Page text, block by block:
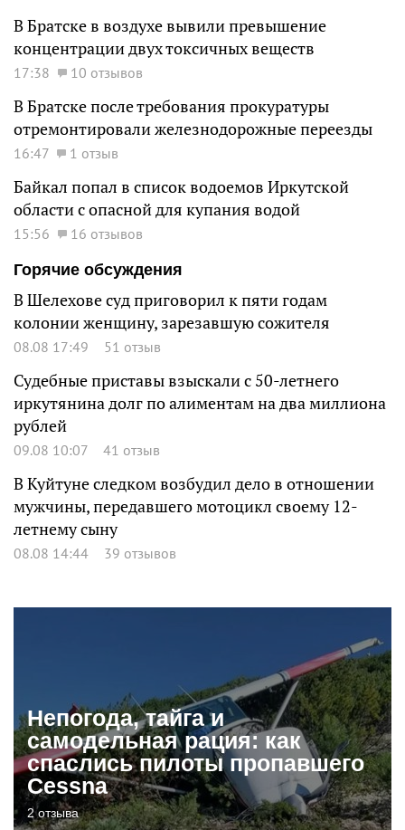
В Братске в воздухе вывили превышение
концентрации двух токсичных веществ
17:38 10 отзывов
В Братске после требования прокуратуры
отремонтировали железнодорожные переезды
16:47 1 отзыв
Байкал попал в список водоемов Иркутской
области с опасной для купания водой
15:56
16 отзывов
Горячие обсуждения
В Шелехове суд приговорил к пяти годам
колонии женщину, зарезавшую сожителя
08.08 17:49 51 отзыв
Судебные приставы взыскали с 50-летнего
иркутянина долг по алиментам на два миллиона
рублей
09.08 10:07 41 отзыв
В Куйтуне следком возбудил дело в отношении
мужчины, передавшего мотоцикл своему 12-
летнему сыну
08.08 14:44 39 отзывов
Непогода, тайга и
самодельная рация: как
спаслись пилоты пропавшего
Cessna
2 отзыва